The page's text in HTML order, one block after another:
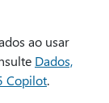
ao usar
Dados,
Copilot.